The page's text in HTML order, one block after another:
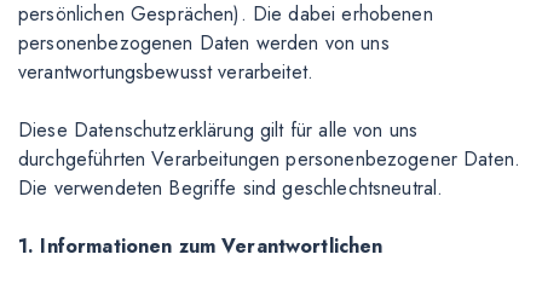
persönlichen Gesprächen). Die dabei erhobenen
personenbezogenen Daten werden von uns
verantwortungsbewusst verarbeitet.
Diese Datenschutzerklärung gilt für alle von uns
durchgeführten Verarbeitungen personenbezogener Daten.
Die verwendeten Begriffe sind geschlechtsneutral.
1. Informationen zum Verantwortlichen